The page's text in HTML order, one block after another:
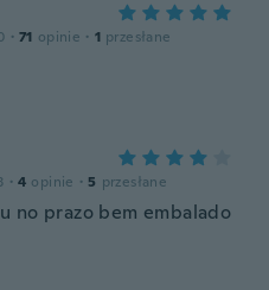
· 71 opinie · 1 przesłane
· 4 opinie · 5 przesłane
no prazo bem embalado